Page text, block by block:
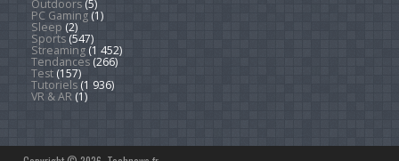
Outdoors(5)
PC Gaming(1)
Sleep (2)
Sports(547)
Streaming(1 452)
Tendances(266)
Test(157)
Tutoriels(1 936)
VR & AR(1)